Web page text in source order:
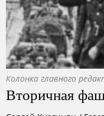
Колонка главного
Вторичная